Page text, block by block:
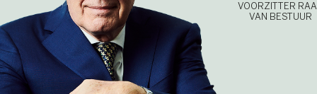
VOORZITTER
VAN BESTUUR